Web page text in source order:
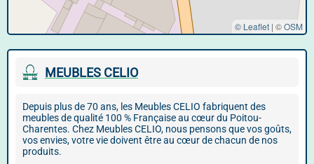
© Leaflet | ©OSM
MEUBLES CELIO
Depuis plus de 70 ans, les Meubles CELIO fabriquent des
meubles de qualité 100 % Française au cœur du Poitou-
Charentes. Chez Meubles CELIO, nous pensons que vos goûts,
vos envies, votre vie doivent être au cœur de chacun de nos
produits.